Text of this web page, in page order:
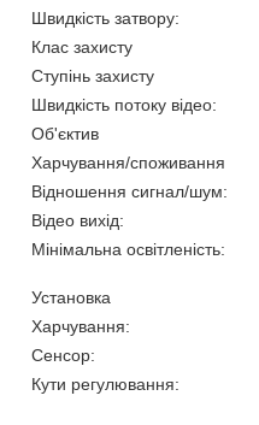
Швидкість затвору:
Клас захисту
Ступінь захисту
Швидкість потоку відео:
Об'єктив
Харчування/споживання
Відношення сигнал/шум:
Відео вихід:
Мінімальна освітленість:
Установка
Харчування:
Сенсор:
Кути регулювання: